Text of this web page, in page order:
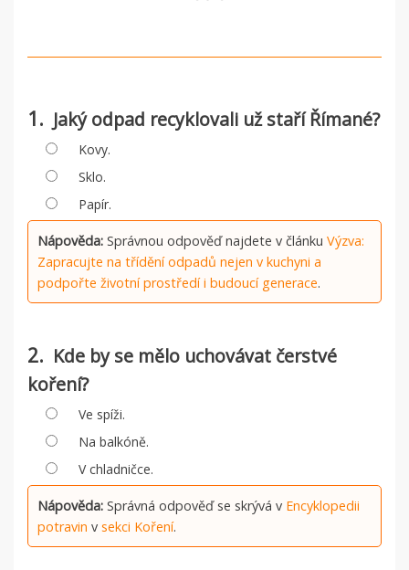
1. Jaký odpad recyklovali už staří Římané?
Kovy.
Sklo.
Papír.
Nápověda: Správnou odpověď najdete v článku Výzva:
Zapracujte na třídění odpadů nejen v kuchyni a
podpořte životní prostředí i budoucí generace.
2. Kde by se mělo uchovávat čerstvé
koření?
Ve spíži.
Na balkóně.
V chladničce.
Nápověda: Správná odpověď se skrývá v Encyklopedii
potravin v sekci Koření.